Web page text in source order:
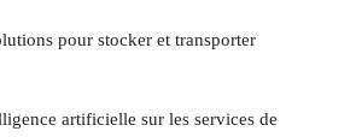
pour stocker et transporter
artificielle sur les services de